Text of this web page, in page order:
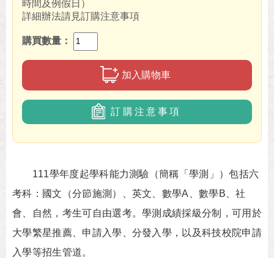
時間及例假日）
詳細辦法請見訂購注意事項
購買數量
加入購物車
訂購注意事項
111學年度起學科能力測驗（簡稱「學測」）包括六
考科：國文（分節施測）、英文、數學A、數學B、社
會、自然，考生可自由選考。學測成績採級分制，可用於
大學繁星推薦、申請入學、分發入學，以及科技校院申請
入學等招生管道。